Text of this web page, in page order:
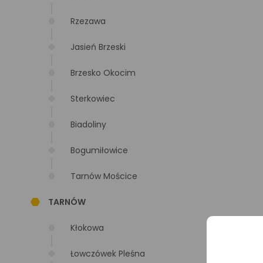
Rzezawa
Jasień Brzeski
Brzesko Okocim
Sterkowiec
Biadoliny
Bogumiłowice
Tarnów Mościce
TARNÓW
Kłokowa
Łowczówek Pleśna